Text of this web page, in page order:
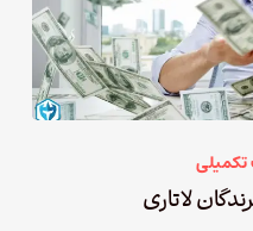
لاتاری